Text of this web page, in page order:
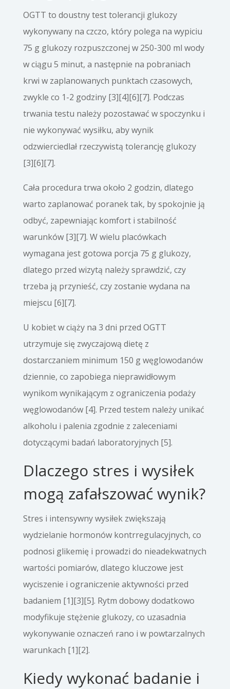
OGTT to doustny test tolerancji glukozy
wykonywany na czczo, który polega na wypiciu
75 g glukozy rozpuszczonej w 250-300 ml wody
w ciągu 5 minut, a następnie na pobraniach
krwi w zaplanowanych punktach czasowych,
zwykle co 1-2 godziny [3][4][6][7]. Podczas
trwania testu należy pozostawać w spoczynku i
nie wykonywać wysiłku, aby wynik
odzwierciedlał rzeczywistą tolerancję glukozy
[3][6][7].
Cała procedura trwa około 2 godzin, dlatego
warto zaplanować poranek tak, by spokojnie ją
odbyć, zapewniając komfort i stabilność
warunków [3][7]. W wielu placówkach
wymagana jest gotowa porcja 75 g glukozy,
dlatego przed wizytą należy sprawdzić, czy
trzeba ją przynieść, czy zostanie wydana na
miejscu [6][7].
U kobiet w ciąży na 3 dni przed OGTT
utrzymuje się zwyczajową dietę z
dostarczaniem minimum 150 g węglowodanów
dziennie, co zapobiega nieprawidłowym
wynikom wynikającym z ograniczenia podaży
węglowodanów [4]. Przed testem należy unikać
alkoholu i palenia zgodnie z zaleceniami
dotyczącymi badań laboratoryjnych [5].
Dlaczego stres i wysiłek
mogą zafałszować wynik?
Stres i intensywny wysiłek zwiększają
wydzielanie hormonów kontrregulacyjnych, co
podnosi glikemię i prowadzi do nieadekwatnych
wartości pomiarów, dlatego kluczowe jest
wyciszenie i ograniczenie aktywności przed
badaniem [1][3][5]. Rytm dobowy dodatkowo
modyfikuje stężenie glukozy, co uzasadnia
wykonywanie oznaczeń rano i w powtarzalnych
warunkach [1][2].
Kiedy wykonać badanie i